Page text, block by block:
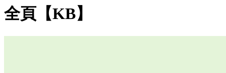
全頁【KB】